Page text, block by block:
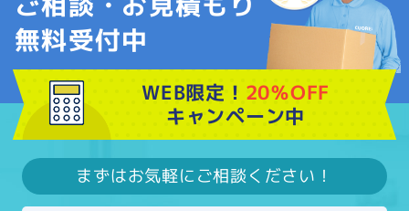
無料受付中
WEB限定！ 20％OFF
キャンペーン中
まずはお気軽にご相談ください！